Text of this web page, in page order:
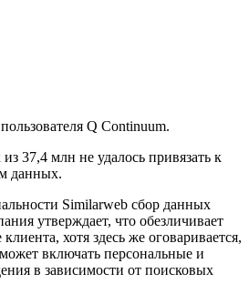
Q Continuum.
37,4 млн не удалось привязать к
данных.
Similarweb сбор данных
утверждает, что обезличивает
хотя здесь же оговаривается,
включать персональные и
в зависимости от поисковых